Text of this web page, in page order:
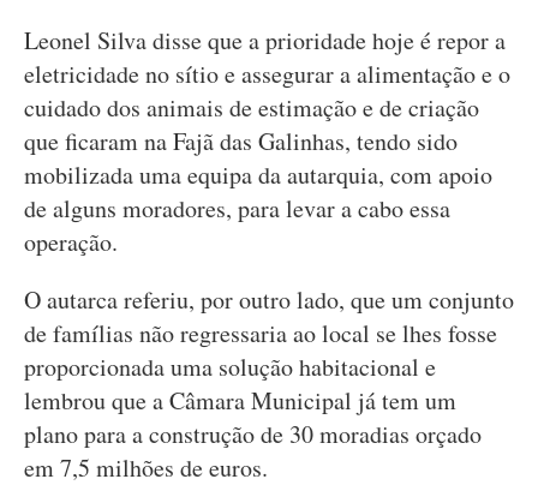
Leonel Silva disse que a prioridade hoje é repor a
eletricidade no sítio e assegurar a alimentação e o
cuidado dos animais de estimação e de criação
que ficaram na Fajã das Galinhas, tendo sido
mobilizada uma equipa da autarquia, com apoio
de alguns moradores, para levar a cabo essa
operação.
O autarca referiu, por outro lado, que um conjunto
de famílias não regressaria ao local se lhes fosse
proporcionada uma solução habitacional e
lembrou que a Câmara Municipal já tem um
plano para a construção de 30 moradias orçado
em 7,5 milhões de euros.